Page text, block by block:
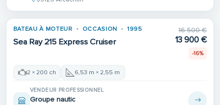
VENDU
BATEAU À MOTEUR OCCASION 1995
Sea Ray 215 Express Cruiser
16 500 €
13 900 €
-16%
2 × 200 ch 6,53 m × 2,55 m
VENDEUR PROFESSIONNEL
Groupe nautic